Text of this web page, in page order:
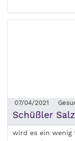
07/04/2021
Schüßler
wird es ein wenig